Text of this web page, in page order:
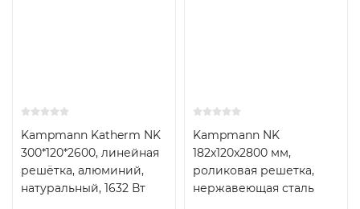
Kampmann Katherm NK
300*120*2600, линейная
решётка, алюминий,
натуральный, 1632 Вт
Kampmann NK
182x120x2800 мм,
роликовая решетка,
нержавеющая сталь